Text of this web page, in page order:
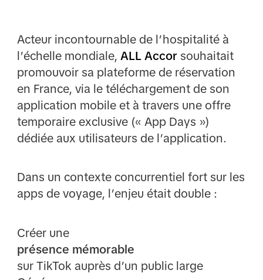
Acteur incontournable de l’hospitalité à
l’échelle mondiale, ALL Accor souhaitait
promouvoir sa plateforme de réservation
en France, via le téléchargement de son
application mobile et à travers une offre
temporaire exclusive (« App Days »)
dédiée aux utilisateurs de l’application.
Dans un contexte concurrentiel fort sur les
apps de voyage, l’enjeu était double :
Créer une
présence mémorable
sur TikTok auprès d’un public large